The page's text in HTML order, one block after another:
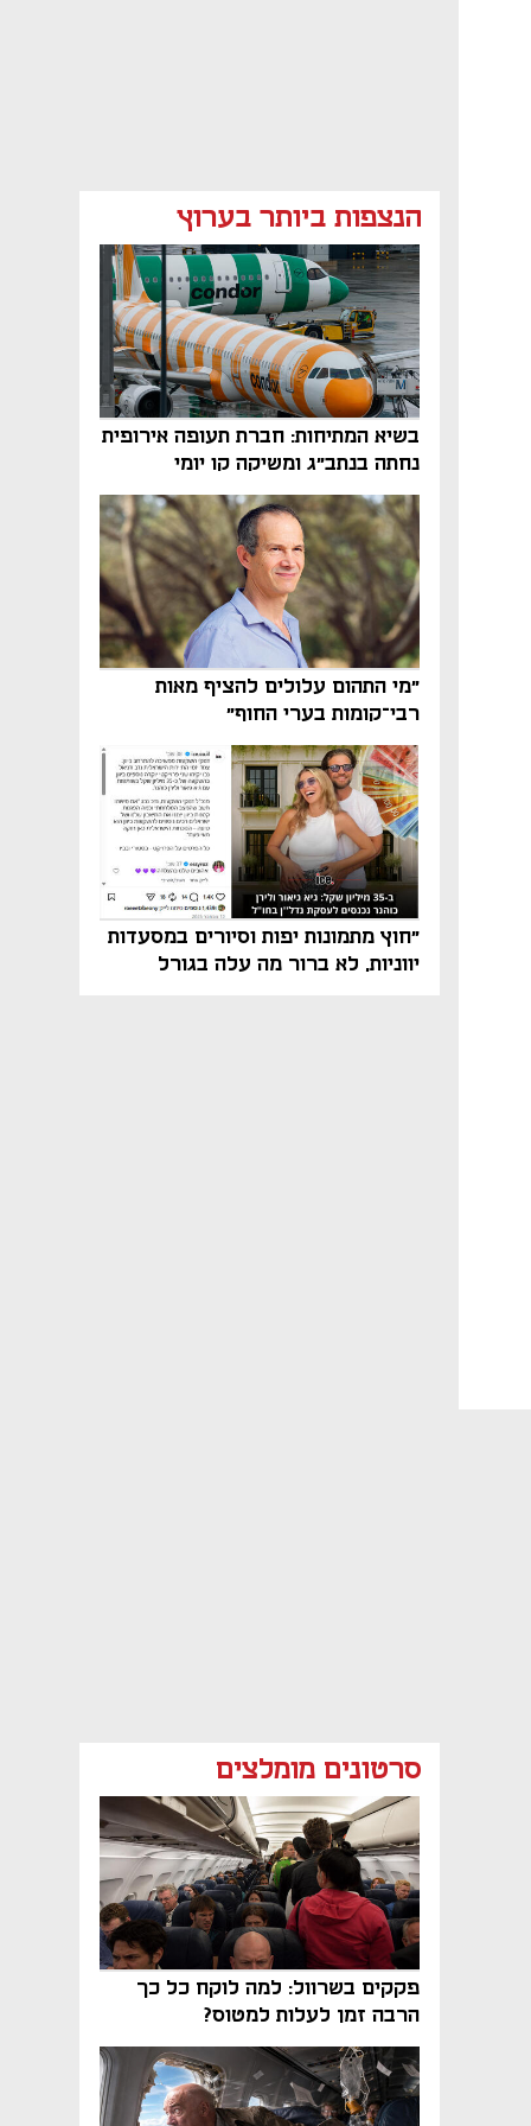
הנצפות ביותר בערוץ
בשיא המתיחות: חברת תעופה אירופית
נחתה בנתב"ג ומשיקה קו יומי
"מי התהום עלולים להציף מאות
רבי־קומות בערי החוף"
"חוץ מתמונות יפות וסיורים במסעדות
יווניות, לא ברור מה עלה בגורל
סרטונים מומלצים
פקקים בשרוול: למה לוקח כל כך
הרבה זמן לעלות למטוס?